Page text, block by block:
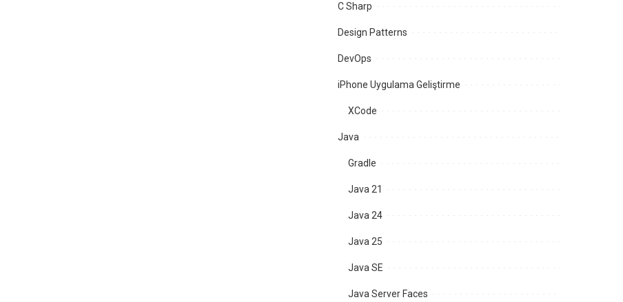
C Sharp
Design Patterns
DevOps
iPhone Uygulama Geliştirme
XCode
Java
Gradle
Java 21
Java 24
Java 25
Java SE
Java Server Faces